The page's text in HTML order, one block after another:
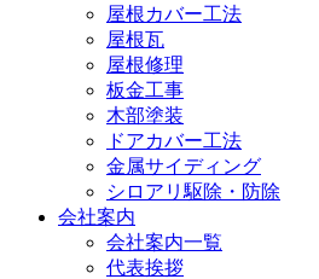
屋根カバー工法
屋根瓦
屋根修理
板金工事
木部塗装
ドアカバー工法
金属サイディング
シロアリ駆除・防除
会社案内
会社案内一覧
代表挨拶